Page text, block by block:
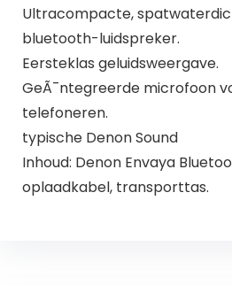
Ultracompacte,
bluetooth-luidspreker.
Eersteklas geluidsweergave.
GeÃ¯ntegreerde microfoon
telefoneren.
typische Denon Sound
Inhoud: Denon Envaya
oplaadkabel, transporttas.